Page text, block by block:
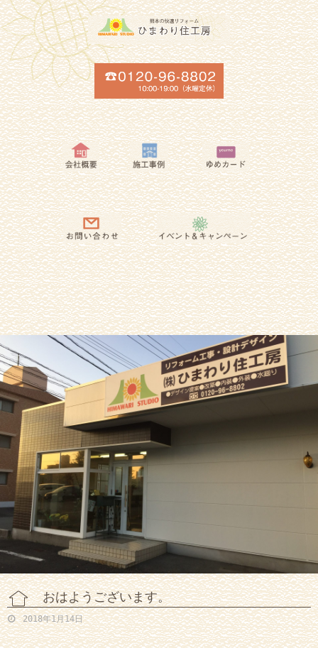
おはようございます。
2018年1月14日